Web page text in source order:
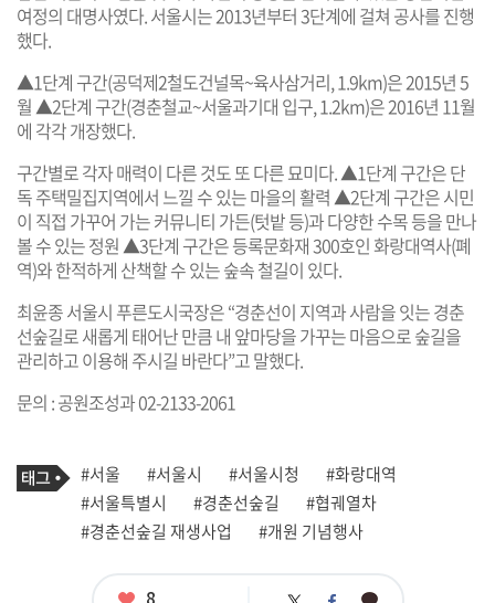
여정의 대명사였다. 서울시는 2013년부터 3단계에 걸쳐 공사를 진행
했다.
▲1단계 구간(공덕제2철도건널목~육사삼거리, 1.9km)은 2015년 5
월 ▲2단계 구간(경춘철교~서울과기대 입구, 1.2km)은 2016년 11월
에 각각 개장했다.
구간별로 각자 매력이 다른 것도 또 다른 묘미다. ▲1단계 구간은 단
독 주택밀집지역에서 느낄 수 있는 마을의 활력 ▲2단계 구간은 시민
이 직접 가꾸어 가는 커뮤니티 가든(텃밭 등)과 다양한 수목 등을 만나
볼 수 있는 정원 ▲3단계 구간은 등록문화재 300호인 화랑대역사(폐
역)와 한적하게 산책할 수 있는 숲속 철길이 있다.
최윤종 서울시 푸른도시국장은 “경춘선이 지역과 사람을 잇는 경춘
선숲길로 새롭게 태어난 만큼 내 앞마당을 가꾸는 마음으로 숲길을
관리하고 이용해 주시길 바란다”고 말했다.
문의 : 공원조성과 02-2133-2061
기
사
관
련
태
태
그
#서울 #서울시 #서울시청
#화랑대역
#서울특별시
#경춘선숲길
#협궤열차
#경춘선숲길 재생사업
#개원 기념행사
좋
8